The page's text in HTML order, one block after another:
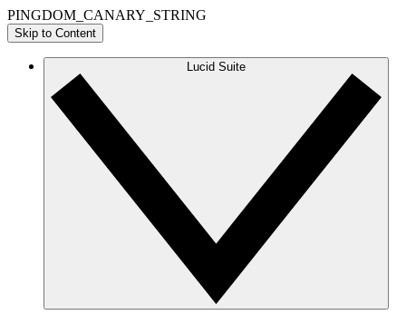
PINGDOM_CANARY_STRING
Skip to Content
Lucid Suite